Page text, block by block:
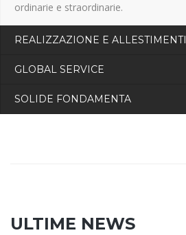
ordinarie e straordinarie.
REALIZZAZIONE E ALLESTIMENTI
GLOBAL SERVICE
SOLIDE FONDAMENTA
ULTIME NEWS